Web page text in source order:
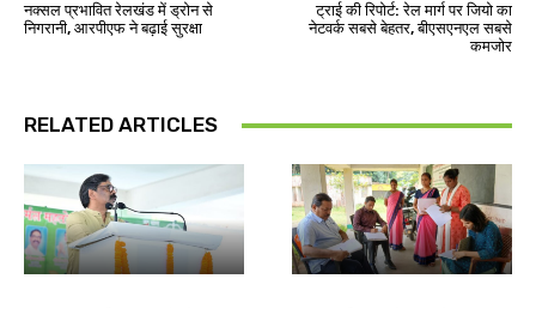
नक्सल प्रभावित रेलखंड में ड्रोन से
निगरानी, आरपीएफ ने बढ़ाई सुरक्षा
ट्राई की रिपोर्ट: रेल मार्ग पर जियो का
नेटवर्क सबसे बेहतर, बीएसएनएल सबसे
कमजोर
RELATED ARTICLES